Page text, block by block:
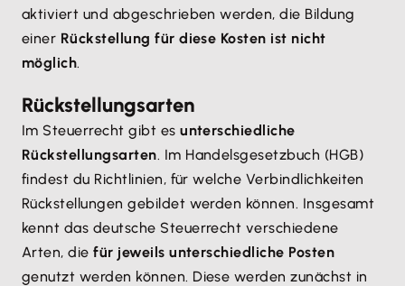
aktiviert und abgeschrieben werden, die Bildung
einer Rückstellung für diese Kosten ist nicht
möglich.
Rückstellungsarten
Im Steuerrecht gibt esunterschiedliche
Rückstellungsarten. Im Handelsgesetzbuch (HGB)
findest du Richtlinien, für welche Verbindlichkeiten
Rückstellungen gebildet werden können. Insgesamt
kennt das deutsche Steuerrecht verschiedene
Arten, diefür jeweils unterschiedliche Posten
genutzt werden können. Diese werden zunächst in